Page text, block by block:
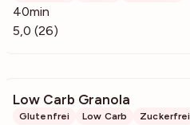
40min
5,0 (26)
Low Carb Granola
Glutenfrei Low Carb Zuckerfrei